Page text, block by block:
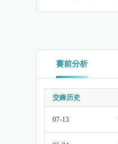
賽前分析
交鋒历史
07-13